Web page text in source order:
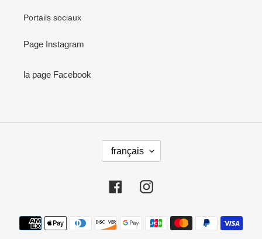
Portails sociaux
Page Instagram
la page Facebook
G
français
FacebookInstagram
Moyens
de